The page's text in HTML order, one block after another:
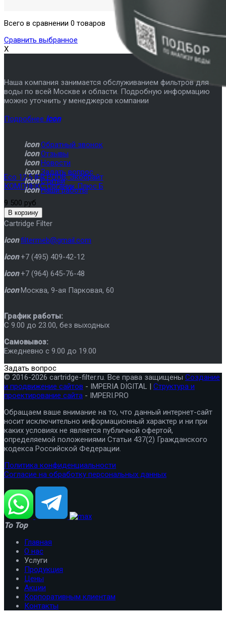
Eco 12.5 IER POOB, Экобрайт
КОМПЛЕКС Органик Плюс Б
9 500 руб
Всего в сравнении 0 товаров
Сравнить выбранное
X
Наша компания занимается обслуживанием фильтров для
воды по всей Москве и области. Подробную информацию
можно уточнить у менеджеров компании
Подробнее icon
icon Обратный звонок
icon Отзывы
icon Новости
icon Задать вопрос
icon Статьи
icon Наши работы
Cartridge Filter
icon filtermeb@gmail.com
icon +7 (495) 409-42-12
icon +7 (964) 645-76-48
icon Москва, 9-ая Парковая, 60
График работы:
C 9.00 до 23.00, без выходных
Самовывоз:
Ежедневно с 9.00 до 19.00
Задать вопрос
© 2016-2026 cartridge-filter.ru. Все права защищены Создание
и продвижение сайтов - IMPERIA DIGITAL | Структура и
проектирование сайта - IMPERI.PRO
Обращаем ваше внимание на то, что данный интернет-сайт
носит исключительно информационный характер и ни при
каких условиях не является публичной офертой,
определяемой положениями Статьи 437(2) Гражданского
кодекса Российской Федерации.
Политика конфиденциальности
Согласие на обработку персональных данных
To Top
Главная
О нас
Услуги
Продукция
Цены
Акции
Корпоративным клиентам
Контакты